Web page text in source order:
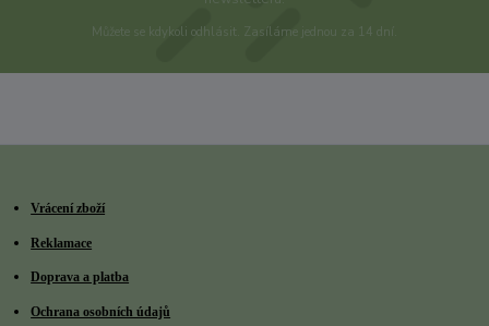
Můžete se kdykoli odhlásit. Zasíláme jednou za 14 dní.
Vrácení zboží
Reklamace
Doprava a platba
Ochrana osobních údajů